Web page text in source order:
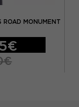
ROAD MONUMENT